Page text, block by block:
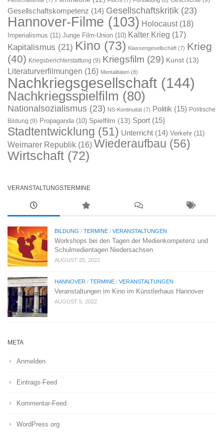
Gesellschaftskompetenz (14) Gesellschaftskritik (23)
Hannover-Filme (103) Holocaust(18)
Imperialismus (11) Junge Film-Union (10) Kalter Krieg (17)
Kapitalismus (21) Kino (73) Klassengesellschaft (7) Krieg
(40) Kriegsberichterstattung (9) Kriegsfilm (29) Kunst (13)
Literaturverfilmungen (16) Mentalitäten (8)
Nachkriegsgesellschaft (144)
Nachkriegsspielfilm (80)
Nationalsozialismus (23) NS-Kontinuität (7) Politik (15) Politische
Bildung (9) Propaganda (10) Spielfilm (13) Sport (15)
Stadtentwicklung (51) Unterricht (14) Verkehr (11)
Weimarer Republik (16) Wiederaufbau (56)
Wirtschaft (72)
VERANSTALTUNGSTERMINE
BILDUNG / TERMINE / VERANSTALTUNGEN
Workshops bei den Tagen der Medienkompetenz und
Schulmedientagen Niedersachsen
AUGUST 25, 2022
HANNOVER / TERMINE / VERANSTALTUNGEN
Veranstaltungen im Kino im Künstlerhaus Hannover
AUGUST 5, 2022
META
Anmelden
Eintrags-Feed
Kommentar-Feed
WordPress.org